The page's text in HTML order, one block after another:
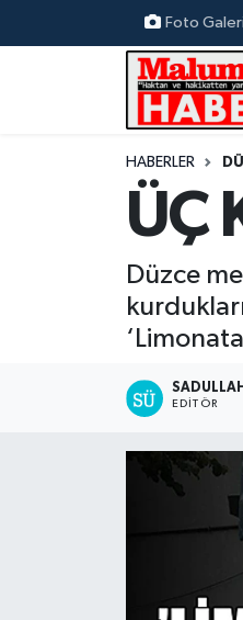
Foto Galeri
HABERLER
ÜÇ
Düzce
EDITÖR
Nöbetçi Eczaneler
Trafik Durumu
Süper Lig Puan
Tüm Manşetler
Haber Arşivi